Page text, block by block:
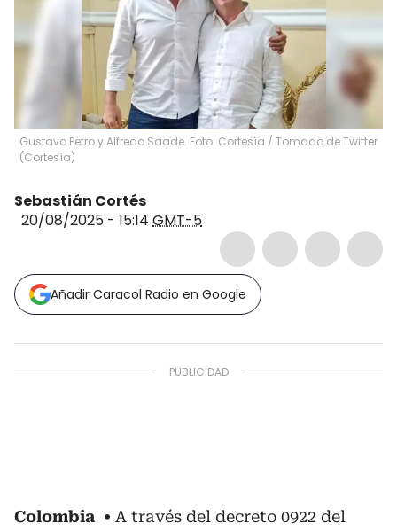
Gustavo Petro y Alfredo Saade. Foto: Cortesía / Tomado de Twitter
(Cortesía)
Sebastián Cortés
20/08/2025 - 15:14 GMT-5
Añadir Caracol Radio en Google
Colombia
A través del decreto 0922 del